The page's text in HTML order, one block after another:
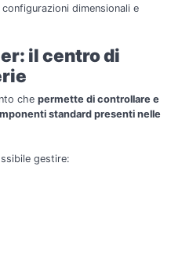
configurazioni dimensionali e
il centro di
che permette di controllare e
standard presenti nelle
gestire: